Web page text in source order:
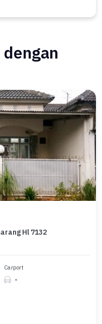
Hl 7132
Carport
-